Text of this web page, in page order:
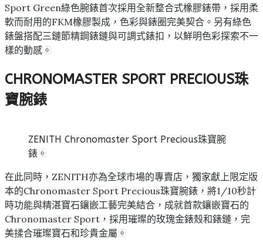
Sport Green綠色腕錶首次採用全新整合式橡膠錶帶，採用柔
軟而耐用的FKM橡膠製成，色彩與錶圈完美契合。另有綠色
錶盤搭配三鏈節精鋼錶鏈與可調式錶扣，以鮮明色彩探索不一
樣的動感。
CHRONOMASTER SPORT PRECIOUS珠
寶腕錶
ZENITH Chronomaster Sport Precious珠寶腕
錶。
在此同時，ZENITH亦為全球市場的專賣店，獨家獻上限定版
本的Chronomaster Sport Precious珠寶腕錶，將1/10秒計
時功能與精湛寶石鑲嵌工藝完美結合，成就首款鑲嵌寶石的
Chronomaster Sport，採用璀璨的玫瑰金錶殼和錶鏈，完
美揉合璀璨寶石和珍貴金屬。